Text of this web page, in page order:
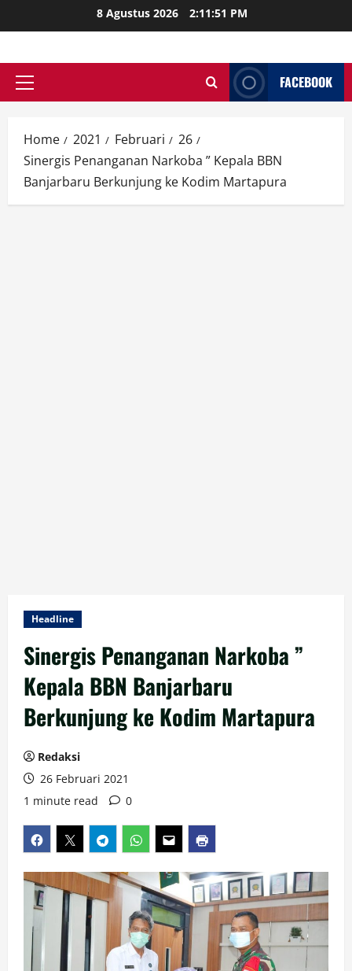
to
8 Agustus 2026 2:11:53 PM
Primary
FACEBOOK
Home 2021 Februari
26
Sinergis Penanganan Narkoba ” Kepala BBN
Banjarbaru Berkunjung ke Kodim Martapura
Headline
Sinergis Penanganan Narkoba ”
Kepala BBN Banjarbaru
Berkunjung ke Kodim Martapura
Redaksi
26 Februari 2021
1 minute read
0